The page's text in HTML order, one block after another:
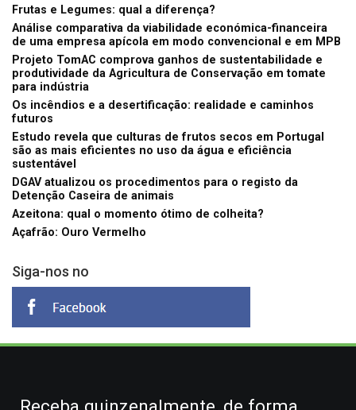
Frutas e Legumes: qual a diferença?
Análise comparativa da viabilidade económica-financeira
de uma empresa apícola em modo convencional e em MPB
Projeto TomAC comprova ganhos de sustentabilidade e
produtividade da Agricultura de Conservação em tomate
para indústria
Os incêndios e a desertificação: realidade e caminhos
futuros
Estudo revela que culturas de frutos secos em Portugal
são as mais eficientes no uso da água e eficiência
sustentável
DGAV atualizou os procedimentos para o registo da
Detenção Caseira de animais
Azeitona: qual o momento ótimo de colheita?
Açafrão: Ouro Vermelho
Siga-nos no